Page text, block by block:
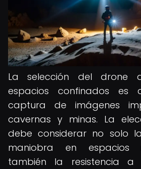
La selección del drone
espacios confinados es
captura de imágenes
cavernas y minas. La
debe considerar no solo
maniobra en espacios
también la resistencia a